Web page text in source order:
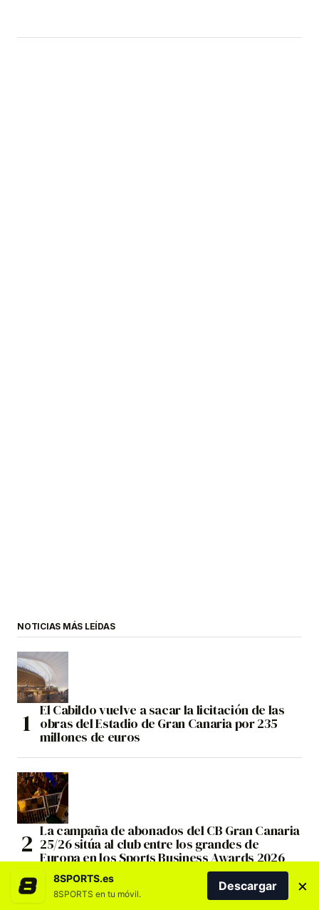
NOTICIAS MÁS LEÍDAS
El Cabildo vuelve a sacar la licitación de las
obras del Estadio de Gran Canaria por 235
millones de euros
La campaña de abonados del CB Gran Canaria
25/26 sitúa al club entre los grandes de
Europa en los Sports Business Awards 2026
8SPORTS.es
8SPORTS en tu móvil.
Descargar ×